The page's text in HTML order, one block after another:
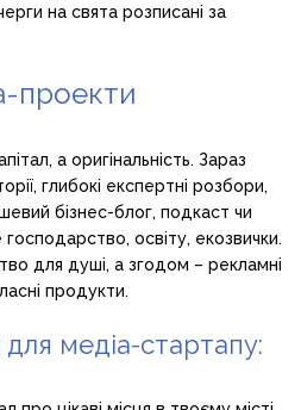
на свята розписані за
проекти
а оригінальність. Зараз
глибокі експертні розбори,
бізнес-блог, подкаст чи
освіту, екозвички.
для душі, а згодом – рекламні
продукти.
медіа-стартапу: